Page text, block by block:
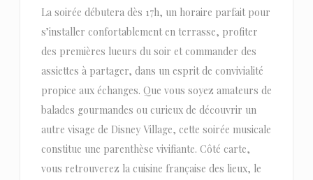
La soirée débutera dès 17h, un horaire parfait pour
s’installer confortablement en terrasse, profiter
des premières lueurs du soir et commander des
assiettes à partager, dans un esprit de convivialité
propice aux échanges. Que vous soyez amateurs de
balades gourmandes ou curieux de découvrir un
autre visage de Disney Village, cette soirée musicale
constitue une parenthèse vivifiante. Côté carte,
vous retrouverez la cuisine française des lieux, le